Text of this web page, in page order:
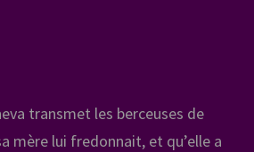
transmet les berceuses de
mère lui fredonnait, et qu’elle a